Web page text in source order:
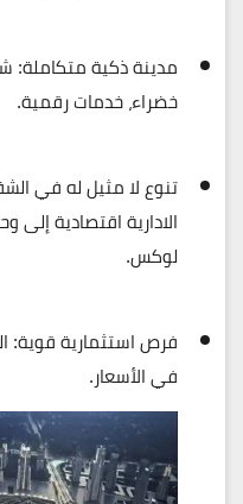
مدينة ذكية متكاملة:
خضراء، خدمات رقمية.
تنوع لا مثيل له في
الادارية اقتصادية
لوكس.
فرص استثمارية قوية:
في الأسعار.